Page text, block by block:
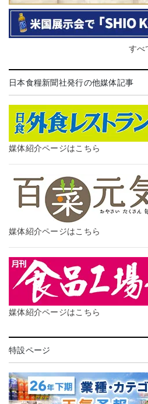
すべ
日本食糧新聞社発行の他媒体記事
媒体紹介ページはこちら
媒体紹介ページはこちら
媒体紹介ページはこちら
特設ページ